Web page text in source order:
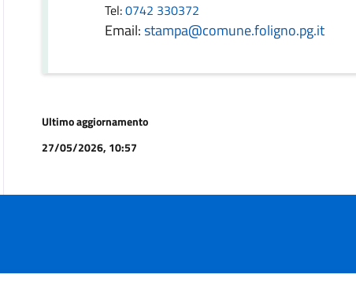
Tel:0742 330372
Email:stampa@comune.foligno.pg.it
Ultimo aggiornamento
27/05/2026, 10:57